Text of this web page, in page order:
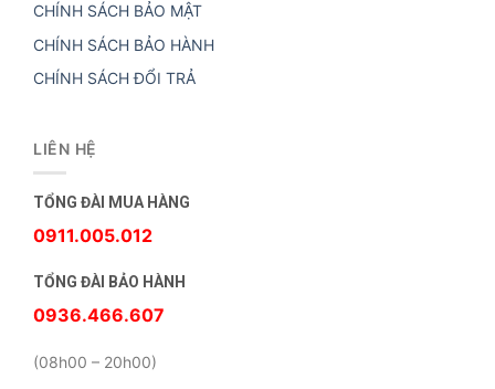
CHÍNH SÁCH BẢO MẬT
CHÍNH SÁCH BẢO HÀNH
CHÍNH SÁCH ĐỔI TRẢ
LIÊN HỆ
TỔNG ĐÀI MUA HÀNG
0911.005.012
TỔNG ĐÀI BẢO HÀNH
0936.466.607
(08h00 – 20h00)